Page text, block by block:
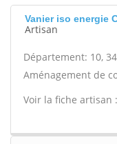
Vanier iso energie
Artisan
Département: 10, 34
Aménagement de
Voir la fiche artisan :